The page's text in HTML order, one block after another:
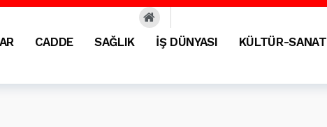
CADDE SAĞLIK İŞ DÜNYASI KÜLTÜR-SANAT